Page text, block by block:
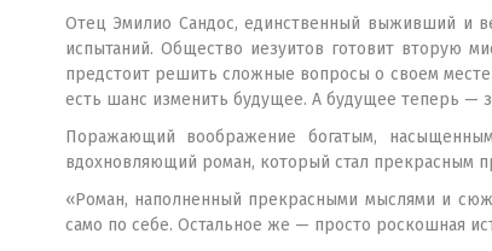
Отец Эмилио Сандос, единственный выживший и
испытаний. Общество иезуитов готовит вторую
предстоит решить сложные вопросы о своем
есть шанс изменить будущее. А будущее теперь —
Поражающий воображение богатым,
вдохновляющий роман, который стал прекрасным
«Роман, наполненный прекрасными мыслями и
само по себе. Остальное же — просто роскошная